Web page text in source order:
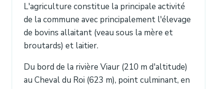
L'agriculture constitue la principale activité
de la commune avec principalement l'élevage
de bovins allaitant (veau sous la mère et
broutards) et laitier.
Du bord de la rivière Viaur (210 m d'altitude)
au Cheval du Roi (623 m), point culminant, en